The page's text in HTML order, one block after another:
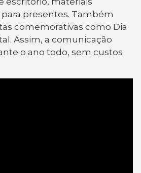
presentes. Também
comemorativas como Dia
Assim, a comunicação
o ano todo, sem custos